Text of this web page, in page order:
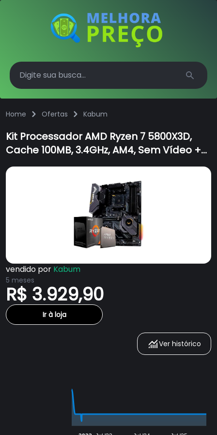
Search
Home Ofertas Kabum
Kit Processador AMD Ryzen 7 5800X3D,
Cache 100MB, 3.4GHz, AM4, Sem Vídeo +
Placa-Mãe Asus TUF Gaming X570-
PLUS/BR, AMD AM4, ATX, DDR4
vendido por Kabum
5 meses
R$ 3.929,90
Ir à loja
Ver histórico